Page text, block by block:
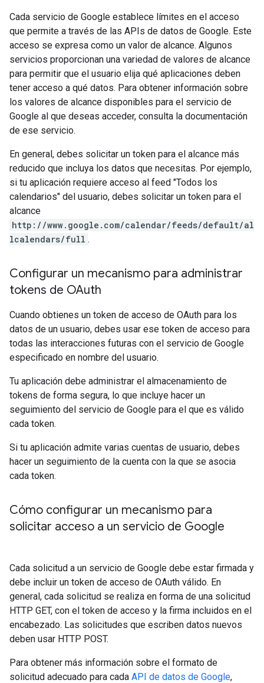
Cada servicio de Google establece límites en el acceso
que permite a través de las APIs de datos de Google. Este
acceso se expresa como un valor de alcance. Algunos
servicios proporcionan una variedad de valores de alcance
para permitir que el usuario elija qué aplicaciones deben
tener acceso a qué datos. Para obtener información sobre
los valores de alcance disponibles para el servicio de
Google al que deseas acceder, consulta la documentación
de ese servicio.
En general, debes solicitar un token para el alcance más
reducido que incluya los datos que necesitas. Por ejemplo,
si tu aplicación requiere acceso al feed "Todos los
calendarios" del usuario, debes solicitar un token para el
alcance
http://www.google.com/calendar/feeds/default/al
lcalendars/full .
Configurar un mecanismo para administrar
tokens de OAuth
Cuando obtienes un token de acceso de OAuth para los
datos de un usuario, debes usar ese token de acceso para
todas las interacciones futuras con el servicio de Google
especificado en nombre del usuario.
Tu aplicación debe administrar el almacenamiento de
tokens de forma segura, lo que incluye hacer un
seguimiento del servicio de Google para el que es válido
cada token.
Si tu aplicación admite varias cuentas de usuario, debes
hacer un seguimiento de la cuenta con la que se asocia
cada token.
Cómo configurar un mecanismo para
solicitar acceso a un servicio de Google
Cada solicitud a un servicio de Google debe estar firmada y
debe incluir un token de acceso de OAuth válido. En
general, cada solicitud se realiza en forma de una solicitud
HTTP GET, con el token de acceso y la firma incluidos en el
encabezado. Las solicitudes que escriben datos nuevos
deben usar HTTP POST.
Para obtener más información sobre el formato de
solicitud adecuado para cada API de datos de Google,